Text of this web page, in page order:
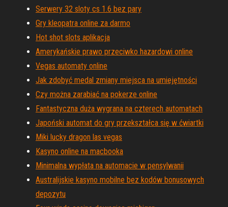
Serwery 32 sloty cs 1.6 bez pary
Gry kleopatra online za darmo
Hot shot slots aplikacja
Amerykańskie prawo przeciwko hazardowi online
Vegas automaty online
Jak zdobyć medal zmiany miejsca na umiejętności
Czy można zarabiać na pokerze online
Fantastyczna duża wygrana na czterech automatach
Japoński automat do gry przekształca się w ćwiartki
Miki lucky dragon las vegas
Kasyno online na macbooka
Minimalna wypłata na automacie w pensylwanii
Australijskie kasyno mobilne bez kodów bonusowych
depozytu